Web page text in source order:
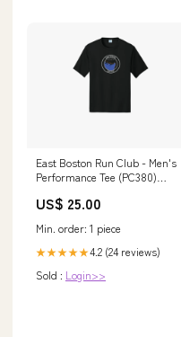
East Boston Run Club - Men's
Performance Tee (PC380)
US$ 25.00
Min. order: 1 piece
★★★★★4.2 (24 reviews)
Sold : Login>>